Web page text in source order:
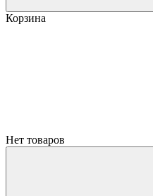
Корзина
Нет товаров